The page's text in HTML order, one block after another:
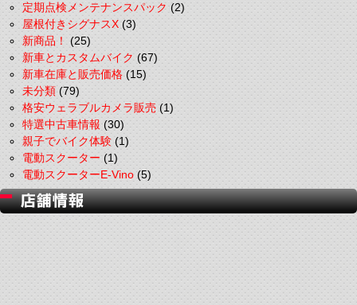
定期点検メンテナンスパック(2)
屋根付きシグナスX(3)
新商品！(25)
新車とカスタムバイク(67)
新車在庫と販売価格(15)
未分類(79)
格安ウェラブルカメラ販売(1)
特選中古車情報(30)
親子でバイク体験(1)
電動スクーター(1)
電動スクーターE-Vino(5)